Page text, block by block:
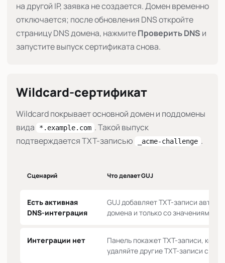
на другой IP, заявка не создается. Домен временно
отключается; после обновления DNS откройте
страницу DNS домена, нажмитеПроверить DNS и
запустите выпуск сертификата снова.
Wildcard-сертификат
Wildcard покрывает основной домен и поддомены
вида
*.example.com . Такой выпуск
подтверждается TXT-записью
_acme-challenge .
Сценарий Что делает GUJ
Есть активная
DNS-интеграция
GUJ добавляет TXT-записи
домена и только со значениями
Интеграции нет
Панель покажет TXT-записи,
удаляйте другие TXT-записи с